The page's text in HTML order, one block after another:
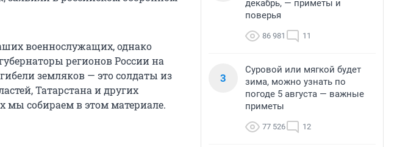
военнослужащих, однако
регионов России на
земляков — это солдаты из
Татарстана и других
собираем в этом материале.
декабрь, — приметы и
поверья
86 981 11
3
Суровой или мягкой будет
зима, можно узнать по
погоде 5 августа — важные
приметы
77 526 12